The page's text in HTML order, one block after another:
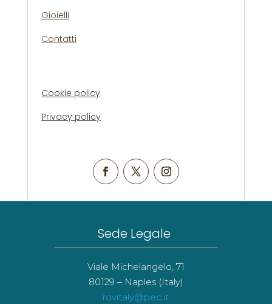
Gioielli
Contatti
Cookie policy
Privacy policy
Sede Legale
Viale Michelangelo, 71
80129 – Naples (Italy)
rovitaly@pec.it